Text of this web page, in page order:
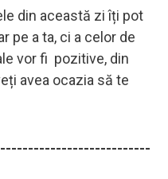
din această zi îți pot
pe a ta, ci a celor de
vor fi pozitive, din
avea ocazia să te